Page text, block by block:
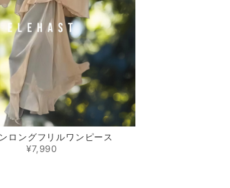
ロングフリルワンピース
¥7,990